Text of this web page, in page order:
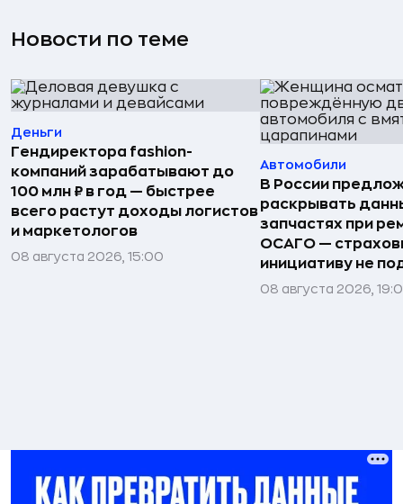
Новости по теме
Деньги
Гендиректора fashion-
компаний зарабатывают до
100 млн ₽ в год — быстрее
всего растут доходы логистов
и маркетологов
08 августа 2026, 15:00
Автомобили
В России
раскрывать
запчастях при
ОСАГО —
инициативу не
08 августа 2026,